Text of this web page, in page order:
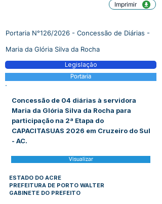
Imprimir
Portaria N°126/2026 - Concessão de Diárias -
Maria da Glória Silva da Rocha
Legislação
Portaria
Concessão de 04 diárias à servidora
Maria da Glória Silva da Rocha para
participação na 2ª Etapa do
CAPACITASUAS 2026 em Cruzeiro do Sul
- AC.
Visualizar
ESTADO DO ACRE
PREFEITURA DE PORTO WALTER
GABINETE DO PREFEITO